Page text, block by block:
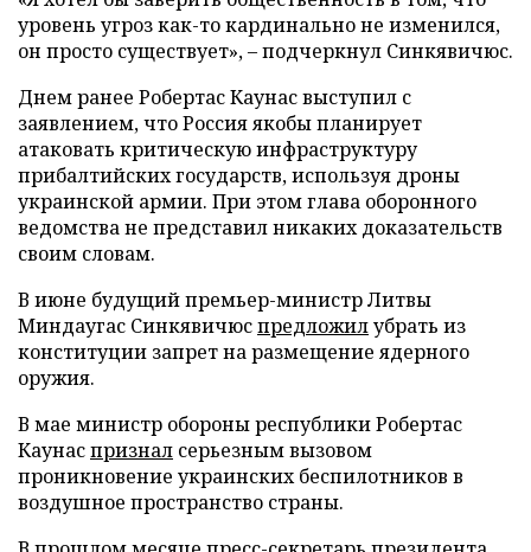
уровень угроз как-то кардинально не изменился,
он просто существует», – подчеркнул Синкявичюс.
Днем ранее Робертас Каунас выступил с
заявлением, что Россия якобы планирует
атаковать критическую инфраструктуру
прибалтийских государств, используя дроны
украинской армии. При этом глава оборонного
ведомства не представил никаких доказательств
своим словам.
В июне будущий премьер-министр Литвы
Миндаугас Синкявичюспредложилубрать из
конституции запрет на размещение ядерного
оружия.
В мае министр обороны республики Робертас
Каунаспризнал серьезным вызовом
проникновение украинских беспилотников в
воздушное пространство страны.